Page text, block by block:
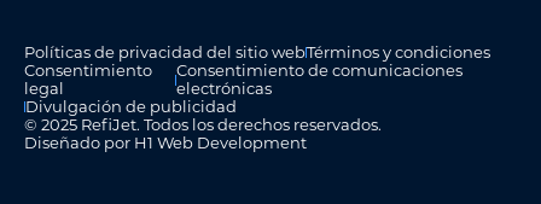
© 2025 RefiJet. Todos los derechos reservados.
Diseñado por H1 Web Development
Políticas de privacidad del sitio webTérminos y condiciones
Consentimiento
legal
Consentimiento de comunicaciones
electrónicas
Divulgación de publicidad